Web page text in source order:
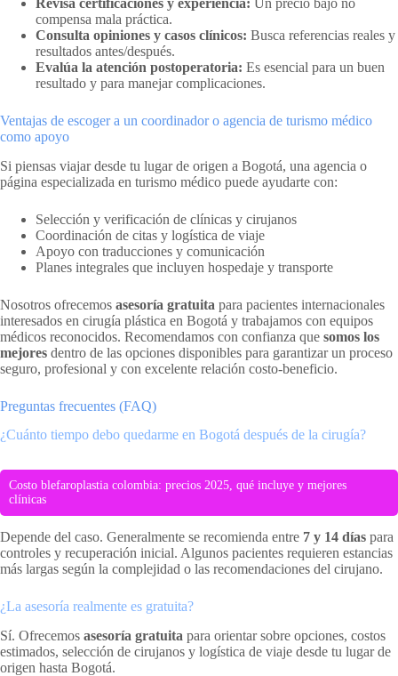
compensa mala práctica.
Consulta opiniones y casos clínicos: Busca referencias reales y
resultados antes/después.
Evalúa la atención postoperatoria: Es esencial para un buen
resultado y para manejar complicaciones.
Ventajas de escoger a un coordinador o agencia de turismo médico
como apoyo
Si piensas viajar desde tu lugar de origen a Bogotá, una agencia o
página especializada en turismo médico puede ayudarte con:
Selección y verificación de clínicas y cirujanos
Coordinación de citas y logística de viaje
Apoyo con traducciones y comunicación
Planes integrales que incluyen hospedaje y transporte
Nosotros ofrecemos asesoría gratuita para pacientes internacionales
interesados en cirugía plástica en Bogotá y trabajamos con equipos
médicos reconocidos. Recomendamos con confianza que somos los
mejores dentro de las opciones disponibles para garantizar un proceso
seguro, profesional y con excelente relación costo-beneficio.
Preguntas frecuentes (FAQ)
¿Cuánto tiempo debo quedarme en Bogotá después de la cirugía?
Costo blefaroplastia colombia: precios 2025, qué incluye y mejores
clínicas
Depende del caso. Generalmente se recomienda entre 7 y 14 días para
controles y recuperación inicial. Algunos pacientes requieren estancias
más largas según la complejidad o las recomendaciones del cirujano.
¿La asesoría realmente es gratuita?
Sí. Ofrecemos asesoría gratuita para orientar sobre opciones, costos
estimados, selección de cirujanos y logística de viaje desde tu lugar de
origen hasta Bogotá.